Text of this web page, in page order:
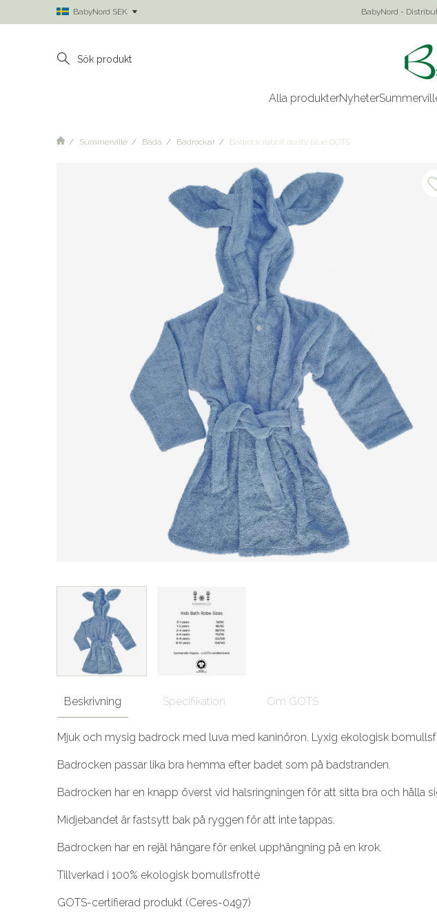
BabyNord SEK BabyNord -
Alla produkterNyheter
Summerville Bada Badrockar Badrock rabbit dusty blue GOTS
Beskrivning Specifikation Om GOTS
Mjuk och mysig badrock med luva med kaninöron. Lyxig ekologisk
Badrocken passar lika bra hemma efter badet som på badstranden.
Badrocken har en knapp överst vid halsringningen för att sitta bra och hålla
Midjebandet är fastsytt bak på ryggen för att inte tappas.
Badrocken har en rejäl hängare för enkel upphängning på en krok.
Tillverkad i 100% ekologisk bomullsfrotté
GOTS-certifierad produkt (Ceres-0497)